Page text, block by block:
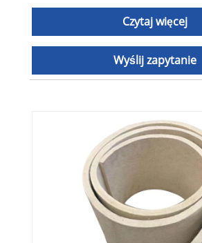
Czytaj więcej
Wyślij zapytanie